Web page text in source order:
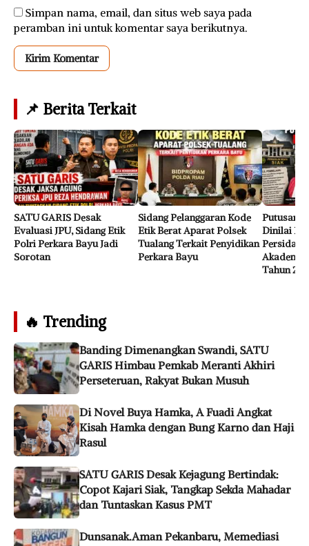
Simpan nama, email, dan situs web saya pada
peramban ini untuk komentar saya berikutnya.
📌 Berita Terkait
SATU GARIS Desak
Evaluasi JPU, Sidang Etik
Polri Perkara Bayu Jadi
Sorotan
Sidang Pelanggaran Kode
Etik Berat Aparat Polsek
Tualang Terkait Penyidikan
Perkara Bayu
Putusan
Dinilai
Tahun
🔥 Trending
Banding Dimenangkan Swandi, SATU
GARIS Himbau Pemkab Meranti Akhiri
Perseteruan, Rakyat Bukan Musuh
Di Novel Buya Hamka, A Fuadi Angkat
Kisah Hamka dengan Bung Karno dan Haji
Rasul
SATU GARIS Desak Kejagung Bertindak:
Copot Kajari Siak, Tangkap Sekda Mahadar
dan Tuntaskan Kasus PMT
Dunsanak.Aman Pekanbaru, Memediasi